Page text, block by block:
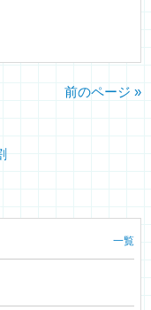
前のページ »
一覧